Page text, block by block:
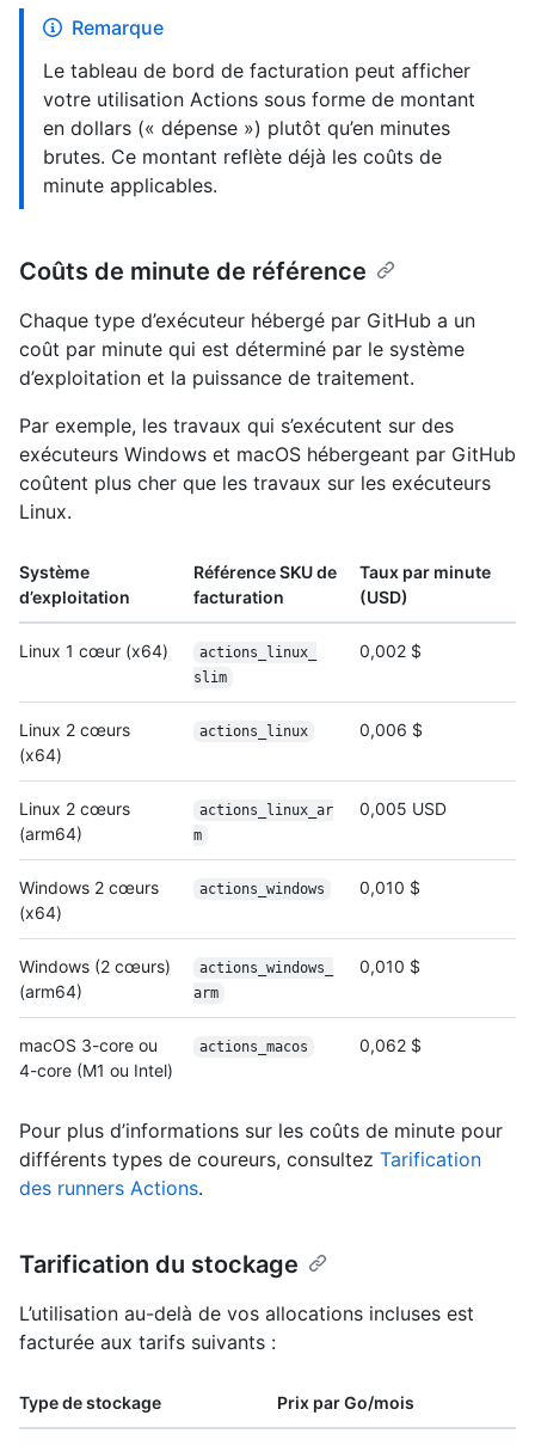
Remarque
Le tableau de bord de facturation peut afficher
votre utilisation Actions sous forme de montant
en dollars (« dépense ») plutôt qu’en minutes
brutes. Ce montant reflète déjà les coûts de
minute applicables.
Coûts de minute de référence
Chaque type d’exécuteur hébergé par GitHub a un
coût par minute qui est déterminé par le système
d’exploitation et la puissance de traitement.
Par exemple, les travaux qui s’exécutent sur des
exécuteurs Windows et macOS hébergeant par GitHub
coûtent plus cher que les travaux sur les exécuteurs
Linux.
Système
d’exploitation
Référence SKU de
facturation
Taux par minute
(USD)
Linux 1 cœur (x64)
actions_linux_
slim
0,002 $
Linux 2 cœurs
(x64)
actions_linux 0,006 $
Linux 2 cœurs
(arm64)
actions_linux_ar
m
0,005 USD
Windows 2 cœurs
(x64)
actions_windows 0,010 $
Windows (2 cœurs)
(arm64)
actions_windows_
arm
0,010 $
macOS 3-core ou
4-core (M1 ou Intel)
actions_macos 0,062 $
Pour plus d’informations sur les coûts de minute pour
différents types de coureurs, consultez Tarification
des runners Actions.
Tarification du stockage
L’utilisation au-delà de vos allocations incluses est
facturée aux tarifs suivants :
Type de stockage Prix par Go/mois